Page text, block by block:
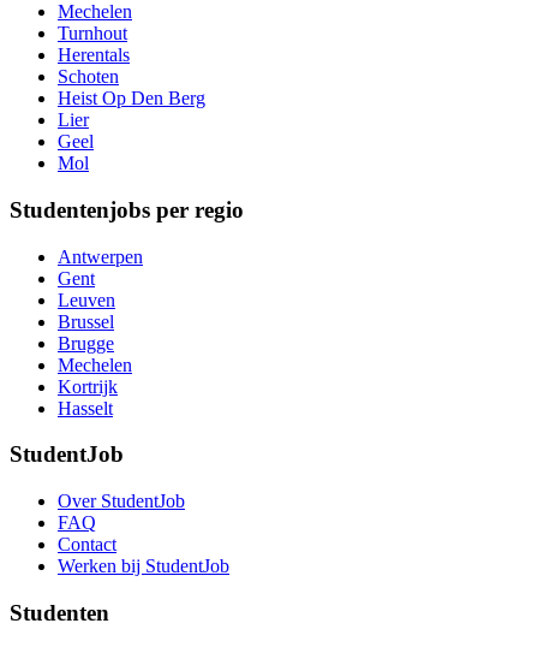
Mechelen
Turnhout
Herentals
Schoten
Heist Op Den Berg
Lier
Geel
Mol
Studentenjobs per regio
Antwerpen
Gent
Leuven
Brussel
Brugge
Mechelen
Kortrijk
Hasselt
StudentJob
Over StudentJob
FAQ
Contact
Werken bij StudentJob
Studenten